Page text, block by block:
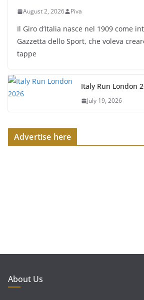
August 2, 2026 Piva
Il Giro d’Italia nasce nel 1909 come
Gazzetta dello Sport, che voleva
tappe
Italy Run London
July 19, 2026
Advertise here
About Us